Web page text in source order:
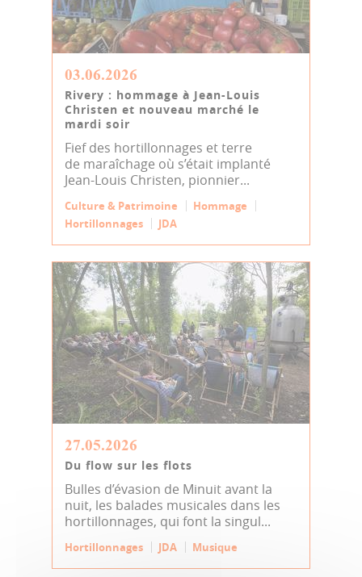
03.06.2026
Rivery : hommage à Jean-Louis
Christen et nouveau marché le
mardi soir
Fief des hortillonnages et terre
de maraîchage où s’était implanté
Jean-Louis Christen, pionnier...
Culture & Patrimoine
Hommage
Hortillonnages
JDA
27.05.2026
Du flow sur les flots
Bulles d’évasion de Minuit avant la
nuit, les balades musicales dans les
hortillonnages, qui font la singul...
Hortillonnages JDA Musique